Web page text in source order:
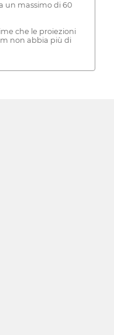
un massimo di 60
che le proiezioni
non abbia più di